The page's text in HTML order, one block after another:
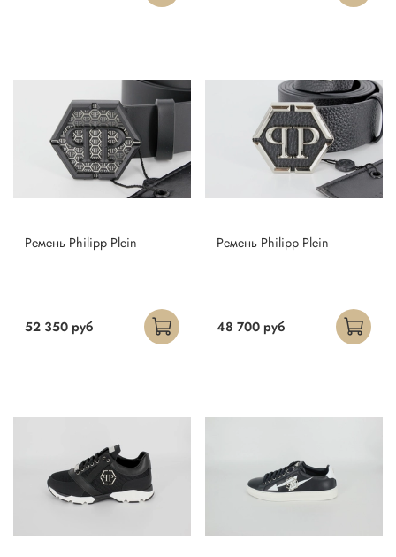
Ремень Philipp Plein
52 350 руб
Ремень Philipp Plein
48 700 руб